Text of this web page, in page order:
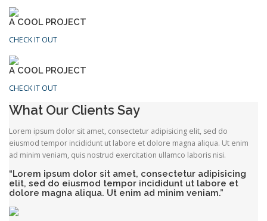
A COOL PROJECT
CHECK IT OUT
A COOL PROJECT
CHECK IT OUT
What Our Clients Say
Lorem ipsum dolor sit amet, consectetur adipisicing elit, sed do
eiusmod tempor incididunt ut labore et dolore magna aliqua. Ut enim
ad minim veniam, quis nostrud exercitation ullamco laboris nisi.
“Lorem ipsum dolor sit amet, consectetur adipisicing
elit, sed do eiusmod tempor incididunt ut labore et
dolore magna aliqua. Ut enim ad minim veniam.”